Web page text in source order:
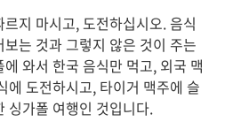
지 마시고, 도전하십시오. 음식
는 것과 그렇지 않은 것이 주는
와서 한국 음식만 먹고, 외국 맥
에 도전하시고, 타이거 맥주에 슬
싱가폴 여행인 것입니다.